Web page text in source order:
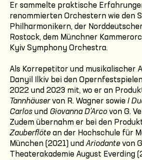
Er sammelte praktische
renommierten Orchestern wie den
Philharmonikern, der
Rostock, dem Münchner
Kyiv Symphony Orchestra.
Als Korrepetitor und musikalischer
Danyil Ilkiv bei den
2022 und 2023 mit, wo er an
Tannhäuservon R. Wagner sowie I
Carlos und Giovanna D’Arco von G.
Zudem übernahm er bei den
Zauberflöte an der Hochschule für
München (2021) undAriodante von
Theaterakademie August Everding